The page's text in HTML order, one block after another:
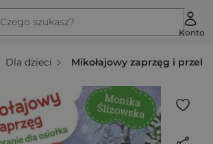
Czego szukasz?
Konto
Dla dzieci Mikołajowy zaprzęg i